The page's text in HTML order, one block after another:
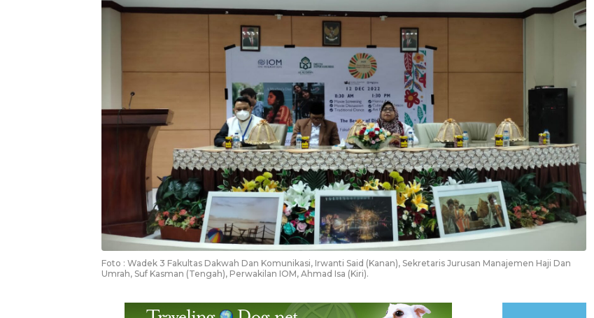
Foto : Wadek 3 Fakultas Dakwah Dan Komunikasi, Irwanti Said (Kanan), Sekretaris Jurusan Manajemen Haji Dan
Umrah, Suf Kasman (Tengah), Perwakilan IOM, Ahmad Isa (Kiri).